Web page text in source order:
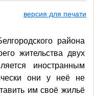
версия для печати
района
жительства двух
иностранным
они у неё не
им своё жильё